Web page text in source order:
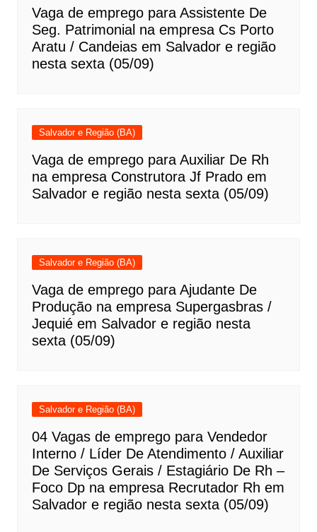
Vaga de emprego para Assistente De
Seg. Patrimonial na empresa Cs Porto
Aratu / Candeias em Salvador e região
nesta sexta (05/09)
Salvador e Região (BA)
Vaga de emprego para Auxiliar De Rh
na empresa Construtora Jf Prado em
Salvador e região nesta sexta (05/09)
Salvador e Região (BA)
Vaga de emprego para Ajudante De
Produção na empresa Supergasbras /
Jequié em Salvador e região nesta
sexta (05/09)
Salvador e Região (BA)
04 Vagas de emprego para Vendedor
Interno / Líder De Atendimento / Auxiliar
De Serviços Gerais / Estagiário De Rh –
Foco Dp na empresa Recrutador Rh em
Salvador e região nesta sexta (05/09)